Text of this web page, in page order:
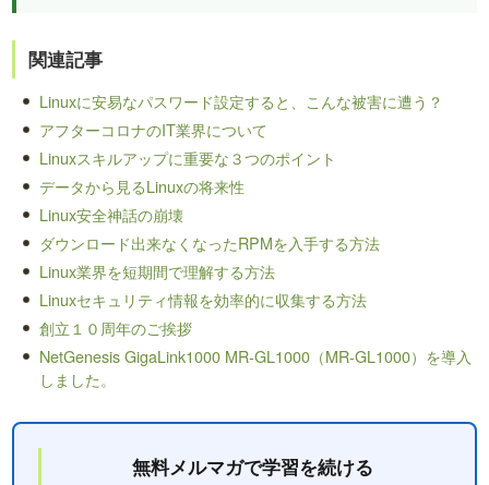
関連記事
Linuxに安易なパスワード設定すると、こんな被害に遭う？
アフターコロナのIT業界について
Linuxスキルアップに重要な３つのポイント
データから見るLinuxの将来性
Linux安全神話の崩壊
ダウンロード出来なくなったRPMを入手する方法
Linux業界を短期間で理解する方法
Linuxセキュリティ情報を効率的に収集する方法
創立１０周年のご挨拶
NetGenesis GigaLink1000 MR-GL1000（MR-GL1000）を導入
しました。
無料メルマガで学習を続ける